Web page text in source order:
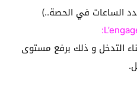
الساعات في الحصة..)
التدخل و ذلك برفع مستوى